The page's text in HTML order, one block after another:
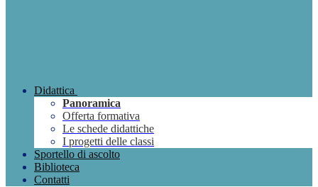
Didattica
Panoramica
Offerta formativa
Le schede didattiche
I progetti delle classi
Sportello di ascolto
Biblioteca
Contatti